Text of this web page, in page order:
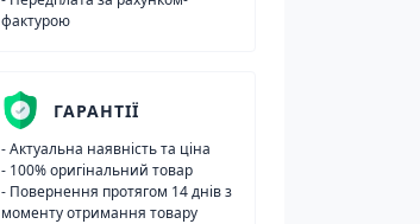
фактурою
ГАРАНТІЇ
- Актуальна наявність та ціна
- 100% оригінальний товар
- Повернення протягом 14 днів з
моменту отримання товару